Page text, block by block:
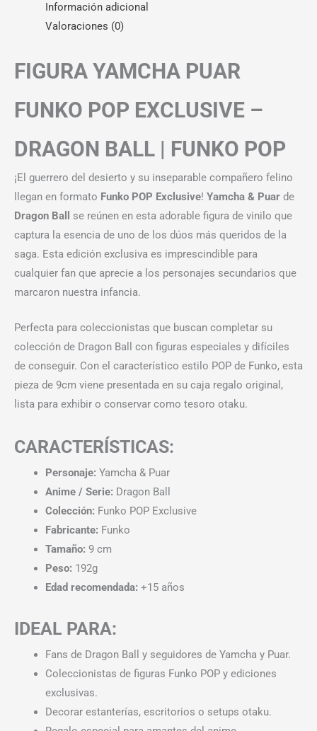
Información adicional
Valoraciones (0)
FIGURA YAMCHA PUAR
FUNKO POP EXCLUSIVE –
DRAGON BALL | FUNKO POP
¡El guerrero del desierto y su inseparable compañero felino
llegan en formato Funko POP Exclusive! Yamcha & Puar de
Dragon Ball
se reúnen en esta adorable figura de vinilo que
captura la esencia de uno de los dúos más queridos de la
saga. Esta edición exclusiva es imprescindible para
cualquier fan que aprecie a los personajes secundarios que
marcaron nuestra infancia.
Perfecta para coleccionistas que buscan completar su
colección de Dragon Ball con figuras especiales y difíciles
de conseguir. Con el característico estilo POP de Funko, esta
pieza de 9cm viene presentada en su caja regalo original,
lista para exhibir o conservar como tesoro otaku.
CARACTERÍSTICAS:
Personaje: Yamcha & Puar
Anime / Serie: Dragon Ball
Colección: Funko POP Exclusive
Fabricante: Funko
Tamaño: 9 cm
Peso: 192g
Edad recomendada: +15 años
IDEAL PARA:
Fans de Dragon Ball y seguidores de Yamcha y Puar.
Coleccionistas de figuras Funko POP y ediciones
exclusivas.
Decorar estanterías, escritorios o setups otaku.